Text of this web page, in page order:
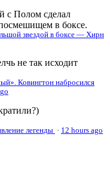
с Полом сделал
в боксе.
звездой в боксе — Хирн
не так исходит
Ковингтон набросился
легенды · 12 hours ago